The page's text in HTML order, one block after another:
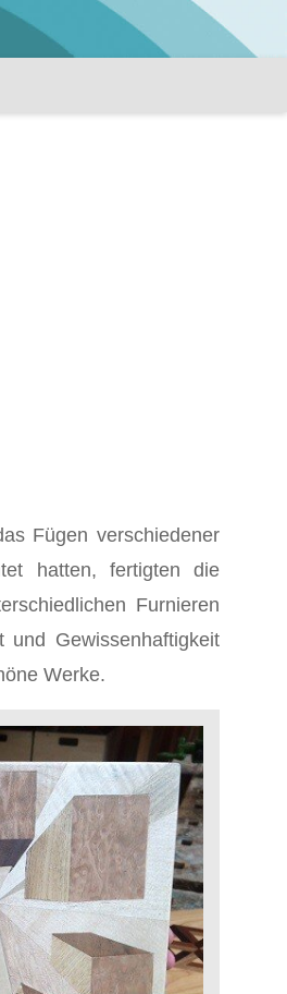
Fügen verschiedener
hatten, fertigten die
Furnieren
Gewissenhaftigkeit
Werke.